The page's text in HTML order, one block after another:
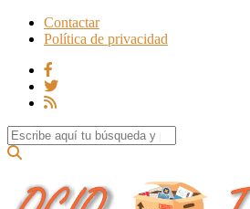
Contactar
Política de privacidad
Search for: